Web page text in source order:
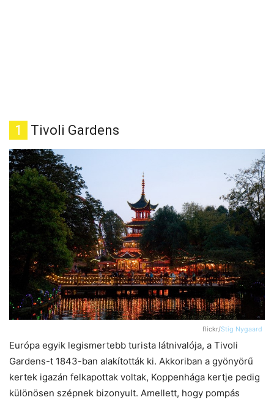
1 Tivoli Gardens
flickr/Stig Nygaard
Európa egyik legismertebb turista látnivalója, a Tivoli
Gardens-t 1843-ban alakították ki. Akkoriban a gyönyörű
kertek igazán felkapottak voltak, Koppenhága kertje pedig
különösen szépnek bizonyult. Amellett, hogy pompás